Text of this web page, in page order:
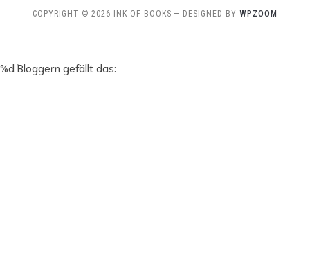
COPYRIGHT © 2026 INK OF BOOKS — DESIGNED BY WPZOOM
%dBloggern gefällt das: